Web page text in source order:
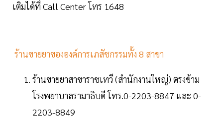
เติมได้ที่ Call Center โทร 1648
ร้านขายยาขององค์การเภสัชกรรมทั้ง 8 สาขา
ร้านขายยาสาขาราชเทวี (สำนักงานใหญ่) ตรงข้าม
โรงพยาบาลรามาธิบดี โทร.0-2203-8847 และ 0-
2203-8849